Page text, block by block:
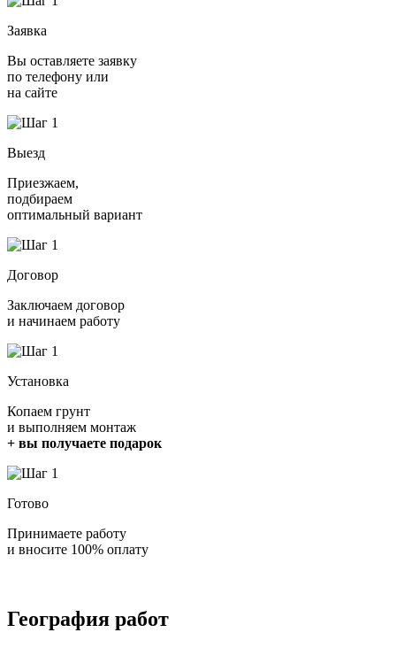
Заявка
Вы оставляете заявку
по телефону или
на сайте
Выезд
Приезжаем,
подбираем
оптимальный вариант
Договор
Заключаем договор
и начинаем работу
Установка
Копаем грунт
и выполняем монтаж
+ вы получаете подарок
Готово
Принимаете работу
и вносите 100% оплату
География работ